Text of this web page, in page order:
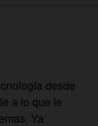
desde
a lo que le
Ya